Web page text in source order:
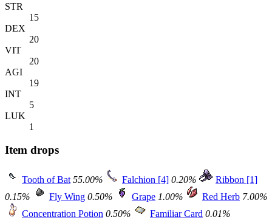
STR
15
DEX
20
VIT
20
AGI
19
INT
5
LUK
1
Item drops
Tooth of Bat 55.00% Falchion [4] 0.20%
Ribbon [1]
0.15%
Fly Wing 0.50% Grape 1.00% Red Herb 7.00%
Concentration Potion 0.50% Familiar Card 0.01%